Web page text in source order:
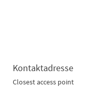
Kontaktadresse
Closest access point